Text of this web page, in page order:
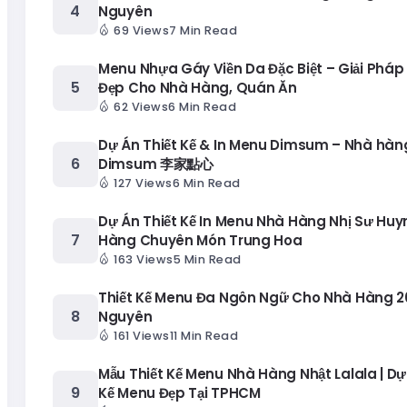
Nguyên
69 Views7 Min Read
Menu Nhựa Gáy Viền Da Đặc Biệt – Giải Pháp
Đẹp Cho Nhà Hàng, Quán Ăn
62 Views6 Min Read
Dự Án Thiết Kế & In Menu Dimsum – Nhà
Dimsum 李家點心
127 Views6 Min Read
Dự Án Thiết Kế In Menu Nhà Hàng Nhị Sư
Hàng Chuyên Món Trung Hoa
163 Views5 Min Read
Thiết Kế Menu Đa Ngôn Ngữ Cho Nhà Hàng
Nguyên
161 Views11 Min Read
Mẫu Thiết Kế Menu Nhà Hàng Nhật Lalala |
Kế Menu Đẹp Tại TPHCM